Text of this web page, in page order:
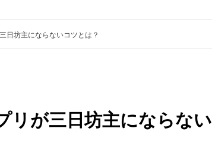
日坊主にならないコツとは？
リが三日坊主にならない